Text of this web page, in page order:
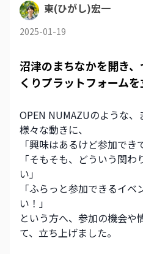
東(ひがし)宏一
2025-01-19
沼津のまちなかを開き
くりプラットフォーム
OPEN NUMAZUのような
様々な動きに、
「興味はあるけど参加でき
「そもそも、どういう関
い」
「ふらっと参加できるイ
い！」
という方へ、参加の機会や
て、立ち上げました。